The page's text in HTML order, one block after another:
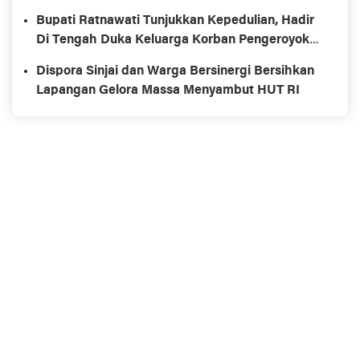
Bupati Ratnawati Tunjukkan Kepedulian, Hadir
Di Tengah Duka Keluarga Korban Pengeroyokan
Dispora Sinjai dan Warga Bersinergi Bersihkan
Lapangan Gelora Massa Menyambut HUT RI